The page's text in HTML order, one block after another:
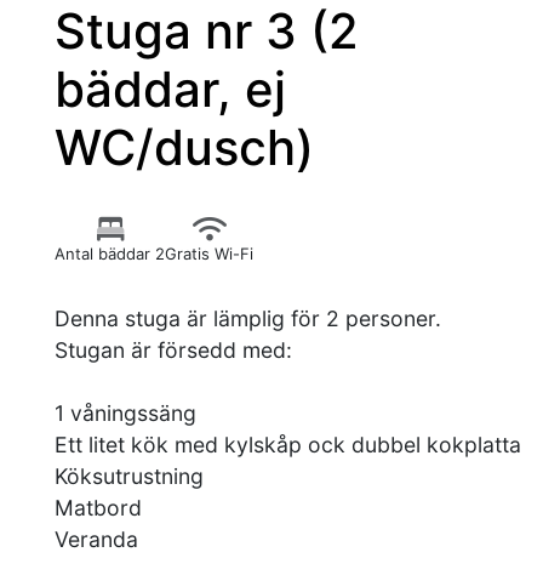
Stuga nr 3 (2
bäddar, ej
WC/dusch)
Antal bäddar 2Gratis Wi-Fi
Denna stuga är lämplig för 2 personer.
Stugan är försedd med:
1 våningssäng
Ett litet kök med kylskåp ock dubbel kokplatta
Köksutrustning
Matbord
Veranda